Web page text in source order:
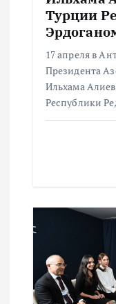
Турции
17 апреля в
Президента
Ильхама
Республики